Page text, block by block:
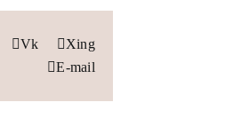
Vk
Xing
E-mail